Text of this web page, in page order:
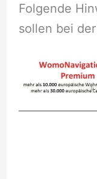
Folgende
sollen bei